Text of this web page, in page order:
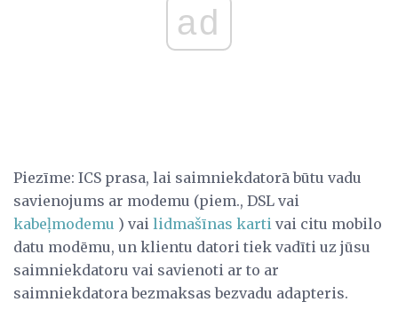
ad
Piezīme: ICS prasa, lai saimniekdatorā būtu vadu
savienojums ar modemu (piem., DSL vai
kabeļmodemu ) vai lidmašīnas karti vai citu mobilo
datu modēmu, un klientu datori tiek vadīti uz jūsu
saimniekdatoru vai savienoti ar to ar
saimniekdatora bezmaksas bezvadu adapteris.